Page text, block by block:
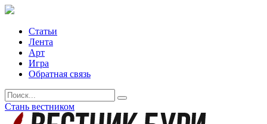
Статьи
Лента
Арт
Игра
Обратная связь
Стань вестником